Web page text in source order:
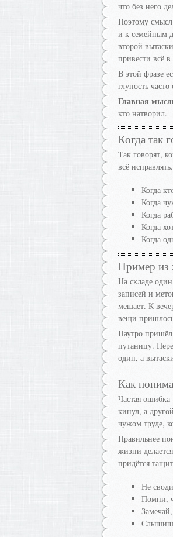
что без него
Поэтому
и к семейным
второй
привести всё
В этой фразе
глупость
Главная
кто натворил.
Когда так
Так говорят,
всё исправлять.
Когда
Когда
Когда
Когда
Когда
Пример из
На складе
записей и
мешает. К
вещи
Наутро
путаницу.
один, а
Как
Частая ошибка
кинул, а
чужом труде,
Правильнее
жизни
придётся
Не
Помни,